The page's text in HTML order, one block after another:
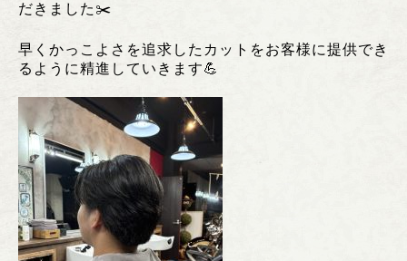
だきました✂️
早くかっこよさを追求したカットをお客様に提供でき
るように精進していきます💪